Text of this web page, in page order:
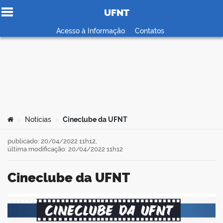
Ir para o conteúdo
UFNT
Acesso à Informação Contatos
Você está aqui:
Notícias Cineclube da UFNT
Cineclube da UFNT
publicado: 20/04/2022 11h12,
última modificação: 20/04/2022 11h12